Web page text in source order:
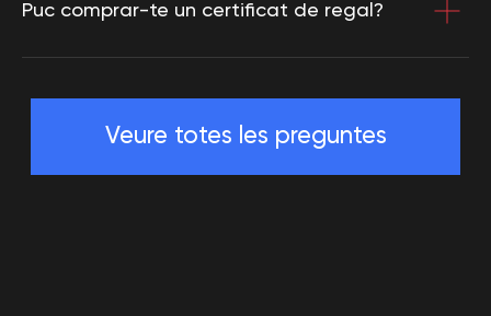
Puc comprar-te un certificat de regal?